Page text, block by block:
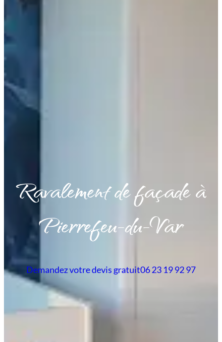
Ravalement de façade à
Pierrefeu-du-Var
Demandez votre devis gratuit06 23 19 92 97